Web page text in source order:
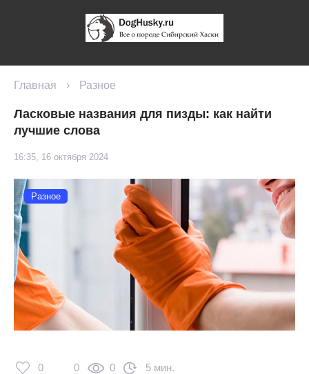
Главная › Разное
Ласковые названия для пизды: как найти
лучшие слова
16:35, 16 октября 2024
Разное
0 0 0 5 мин.